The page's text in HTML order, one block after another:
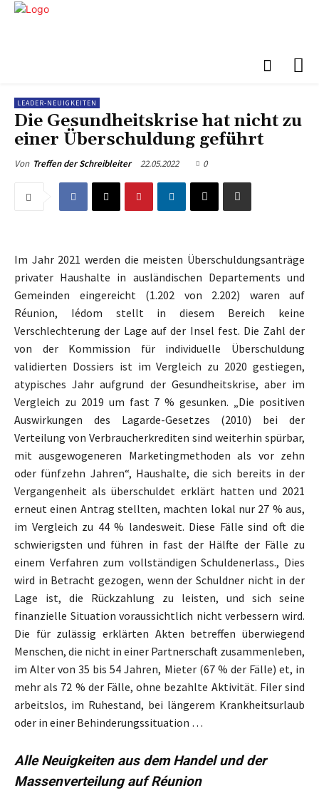
LEADER-NEUIGKEITEN
Die Gesundheitskrise hat nicht zu
einer Überschuldung geführt
Von Treffen der Schreibleiter 22.05.2022 0
Im Jahr 2021 werden die meisten Überschuldungsanträge
privater Haushalte in ausländischen Departements und
Gemeinden eingereicht (1.202 von 2.202) waren auf
Réunion, Iédom stellt in diesem Bereich keine
Verschlechterung der Lage auf der Insel fest. Die Zahl der
von der Kommission für individuelle Überschuldung
validierten Dossiers ist im Vergleich zu 2020 gestiegen,
atypisches Jahr aufgrund der Gesundheitskrise, aber im
Vergleich zu 2019 um fast 7 % gesunken. „Die positiven
Auswirkungen des Lagarde-Gesetzes (2010) bei der
Verteilung von Verbraucherkrediten sind weiterhin spürbar,
mit ausgewogeneren Marketingmethoden als vor zehn
oder fünfzehn Jahren“, Haushalte, die sich bereits in der
Vergangenheit als überschuldet erklärt hatten und 2021
erneut einen Antrag stellten, machten lokal nur 27 % aus,
im Vergleich zu 44 % landesweit. Diese Fälle sind oft die
schwierigsten und führen in fast der Hälfte der Fälle zu
einem Verfahren zum vollständigen Schuldenerlass., Dies
wird in Betracht gezogen, wenn der Schuldner nicht in der
Lage ist, die Rückzahlung zu leisten, und sich seine
finanzielle Situation voraussichtlich nicht verbessern wird.
Die für zulässig erklärten Akten betreffen überwiegend
Menschen, die nicht in einer Partnerschaft zusammenleben,
im Alter von 35 bis 54 Jahren, Mieter (67 % der Fälle) et, in
mehr als 72 % der Fälle, ohne bezahlte Aktivität. Filer sind
arbeitslos, im Ruhestand, bei längerem Krankheitsurlaub
oder in einer Behinderungssituation …
Alle Neuigkeiten aus dem Handel und der
Massenverteilung auf Réunion